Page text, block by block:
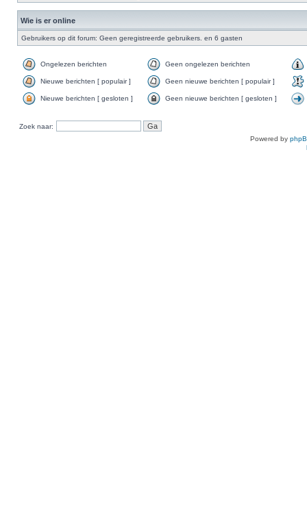
Wie is er online
Gebruikers op dit forum: Geen geregistreerde gebruikers. en 6 gasten
Ongelezen berichten Geen ongelezen berichten
Nieuwe berichten [ populair ] Geen nieuwe berichten [ populair ]
Nieuwe berichten [ gesloten ] Geen nieuwe berichten [ gesloten ]
Zoek naar:
Powered by